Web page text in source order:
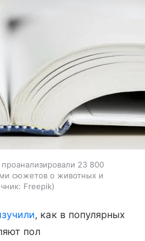
23 800
сюжетов о животных и
Freepik
, как в популярных
пол